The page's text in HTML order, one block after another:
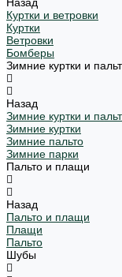
Куртки и ветровки
Куртки
Ветровки
Бомберы
Зимние куртки и
Назад
Зимние куртки и
Зимние куртки
Зимние пальто
Зимние парки
Пальто и плащи
Назад
Пальто и плащи
Плащи
Пальто
Шубы